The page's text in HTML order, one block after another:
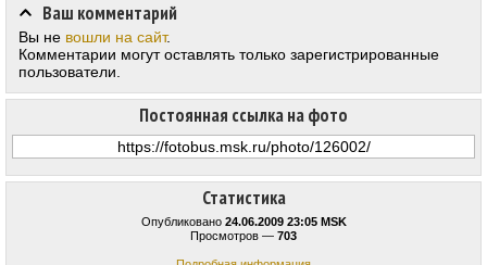
Статистика
Опубликовано 24.06.2009 23:05 MSK
Просмотров — 703
Постоянная ссылка на фото
Ваш комментарий
Вы не вошли на сайт.
Комментарии могут оставлять только зарегистрированные
пользователи.